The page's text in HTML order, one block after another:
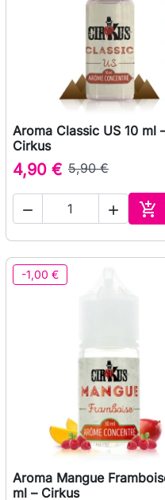
 Vizualizare rapida
Aroma Classic US 10 ml
Cirkus
4,90 € 5,90 €
  
-1,00 €
 Vizualizare
Aroma Mangue
ml – Cirkus